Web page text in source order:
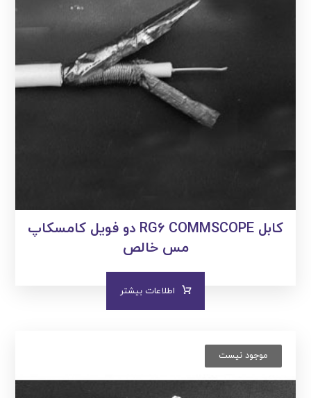
کابل RG۶ COMMSCOPE دو فویل کامسکاپ
مس خالص
اطلاعات بیشتر
موجود نیست